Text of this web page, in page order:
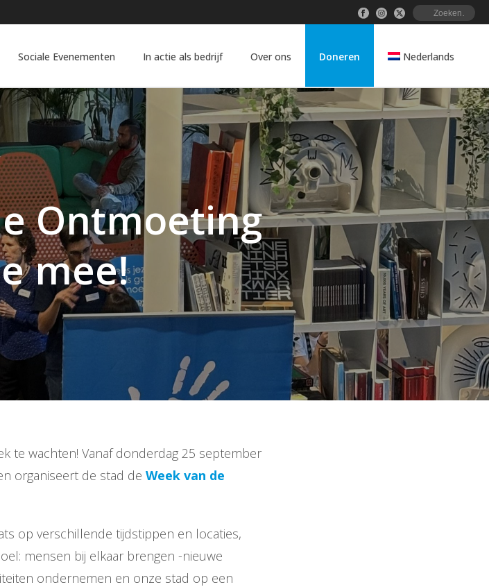
Sociale Evenementen In actie als bedrijf Over ons Doneren Nederlands
Ontmoeting
mee!
te wachten! Vanaf donderdag 25 september
organiseert de stad de Week van de
op verschillende tijdstippen en locaties,
mensen bij elkaar brengen -nieuwe
ondernemen en onze stad op een